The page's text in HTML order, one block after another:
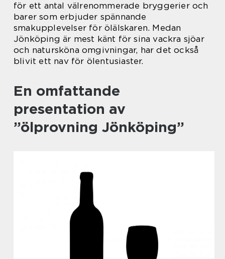
för ett antal välrenommerade bryggerier och
barer som erbjuder spännande
smakupplevelser för ölälskaren. Medan
Jönköping är mest känt för sina vackra sjöar
och natursköna omgivningar, har det också
blivit ett nav för ölentusiaster.
En omfattande
presentation av
”ölprovning Jönköping”